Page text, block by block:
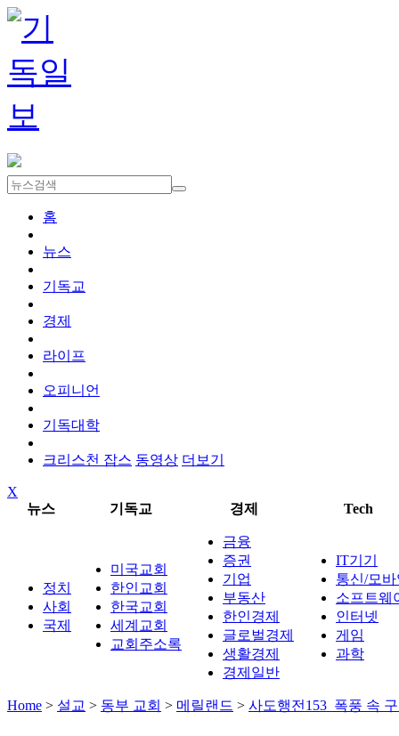
홈
뉴스
기독교
경제
라이프
오피니언
기독대학
크리스천 잡스 동영상 더보기
X
뉴스
기독교 경제 Tech
정치
사회
국제
미국교회
한인교회
한국교회
세계교회
교회주소록
금융
증권
기업
부동산
한인경제
글로벌경제
생활경제
경제일반
IT기기
통신/모
소프트웨
인터넷
게임
과학
Home > 설교 > 동부 교회 > 메릴랜드 > 사도행전153_폭풍 속